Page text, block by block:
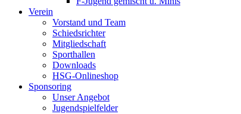
Verein
Vorstand und Team
Schiedsrichter
Mitgliedschaft
Sporthallen
Downloads
HSG-Onlineshop
Sponsoring
Unser Angebot
Jugendspielfelder